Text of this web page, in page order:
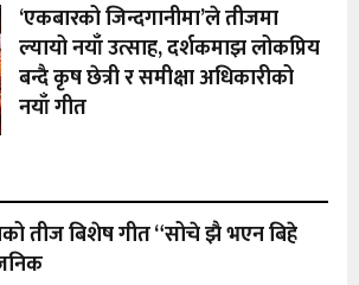
‘एकबारको जिन्दगानीमा’ले तीजमा
ल्यायो नयाँ उत्साह, दर्शकमाझ लोकप्रिय
बन्दै कृष छेत्री र समीक्षा अधिकारीको
नयाँ गीत
तीज बिशेष गीत “सोचे झै भएन बिहे